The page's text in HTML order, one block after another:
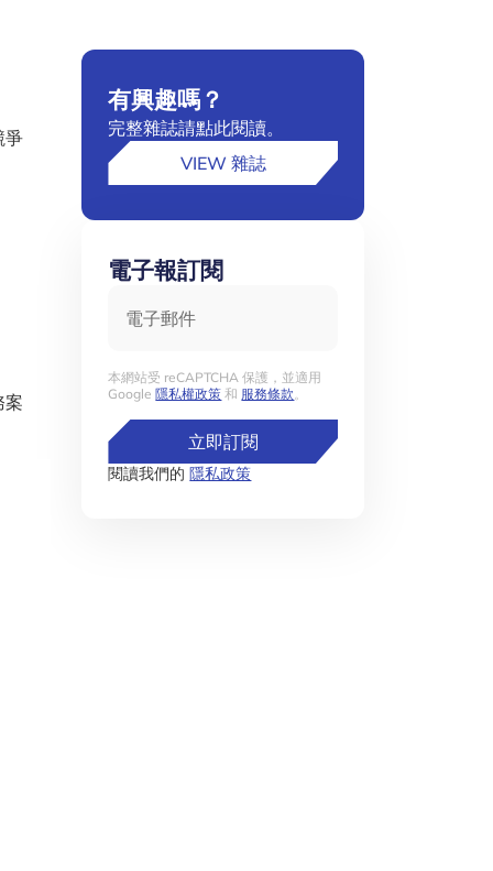
爭
案
有興趣嗎？
完整雜誌請點此閱讀。
VIEW 雜誌
電子報訂閱
本網站受 reCAPTCHA 保護，並適用
Google隱私權政策 和 服務條款。
立即訂閱
閱讀我們的隱私政策